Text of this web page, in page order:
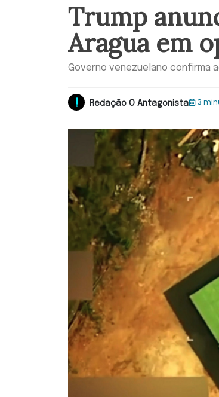
Trump
Aragua em
Governo venezuelano confirma
Redação O Antagonista 3